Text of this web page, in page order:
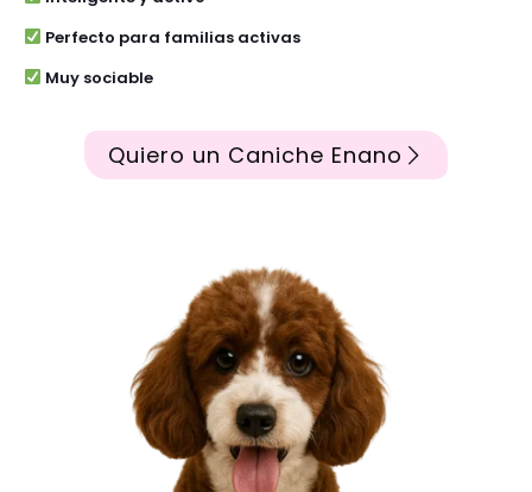
Perfecto para familias activas
Muy sociable
Quiero un Caniche Enano